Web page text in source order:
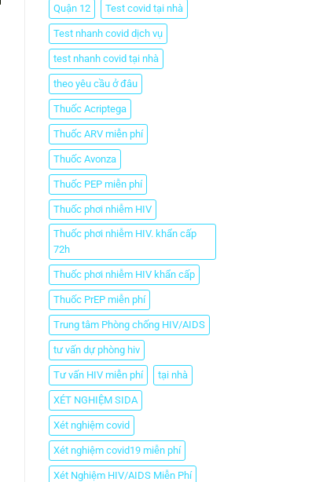
Quận 12 Test covid tại nhà
Test nhanh covid dịch vụ
test nhanh covid tại nhà
theo yêu cầu ở đâu
Thuốc Acriptega
Thuốc ARV miễn phí
Thuốc Avonza
Thuốc PEP miễn phí
Thuốc phơi nhiễm HIV
Thuốc phơi nhiễm HIV. khẩn cấp
72h
Thuốc phơi nhiễm HIV khẩn cấp
Thuốc PrEP miễn phí
Trung tâm Phòng chống HIV/AIDS
tư vấn dự phòng hiv
Tư vấn HIV miễn phí tại nhà
XÉT NGHIỆM SIDA
Xét nghiệm covid
Xét nghiệm covid19 miễn phí
Xét Nghiệm HIV/AIDS Miễn Phí